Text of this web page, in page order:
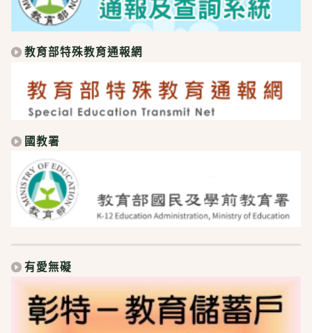
教育部特殊教育通報網
國教署
有愛無礙